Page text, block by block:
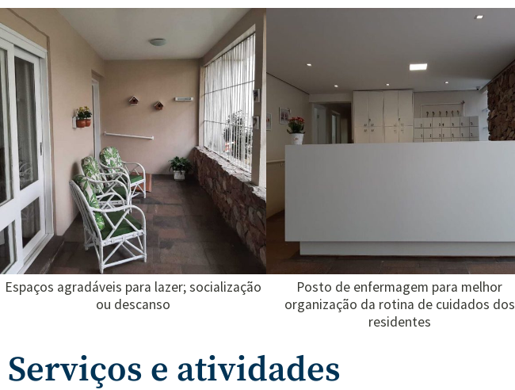
Espaços agradáveis para lazer; socialização
ou descanso
Posto de enfermagem para melhor
organização da rotina de cuidados dos
residentes
Serviços e atividades